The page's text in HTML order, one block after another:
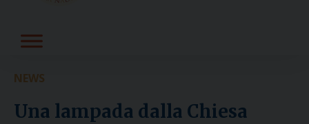
NEWS
Una lampada dalla Chiesa